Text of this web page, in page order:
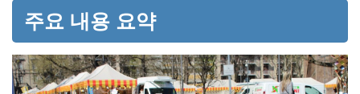
주요 내용 요약